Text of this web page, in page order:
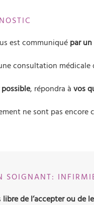
est communiqué par
consultation médicale
, répondra à vos
ne sont pas encore
SOIGNANT:
libre de l’accepter ou de